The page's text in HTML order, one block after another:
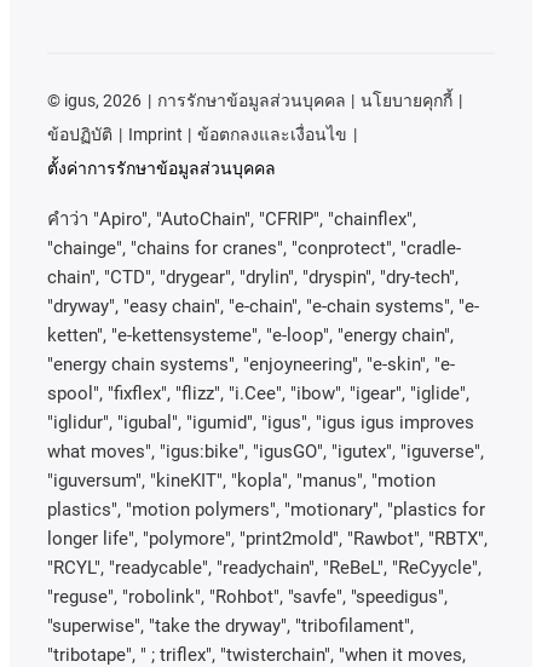
© igus, 2026 การรักษาข้อมูลส่วนบุคคล
นโยบายคุกกี้
ข้อปฏิบัติ
Imprint
ข้อตกลงและเงื่อนไข
ตั้งค่าการรักษาข้อมูลส่วนบุคคล
คําว่า "Apiro", "AutoChain", "CFRIP", "chainflex",
"chainge", "chains for cranes", "conprotect", "cradle-
chain", "CTD", "drygear", "drylin", "dryspin", "dry-tech",
"dryway", "easy chain", "e-chain", "e-chain systems", "e-
ketten", "e-kettensysteme", "e-loop", "energy chain",
"energy chain systems", "enjoyneering", "e-skin", "e-
spool", "fixflex", "flizz", "i.Cee", "ibow", "igear", "iglide",
"iglidur", "igubal", "igumid", "igus", "igus igus improves
what moves", "igus:bike", "igusGO", "igutex", "iguverse",
"iguversum", "kineKIT", "kopla", "manus", "motion
plastics", "motion polymers", "motionary", "plastics for
longer life", "polymore", "print2mold", "Rawbot", "RBTX",
"RCYL", "readycable", "readychain", "ReBeL", "ReCyycle",
"reguse", "robolink", "Rohbot", "savfe", "speedigus",
"superwise", "take the dryway", "tribofilament",
"tribotape", " ; triflex", "twisterchain", "when it moves,